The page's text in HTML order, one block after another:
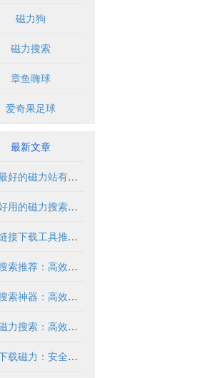
磁力狗
磁力搜索
章鱼嗨球
爱奇果足球
最新文章
口碑最好的磁力站有哪些推荐？2024年全面解析
小众好用的磁力搜索推荐与解析
磁力链接下载工具推荐与使用指南
磁力搜索推荐：高效获取资源的实用指南
磁力搜索神器：高效获取资源的必备工具
中文磁力搜索：高效获取资源的合法方式
匿名下载磁力：安全获取资源的合法方式